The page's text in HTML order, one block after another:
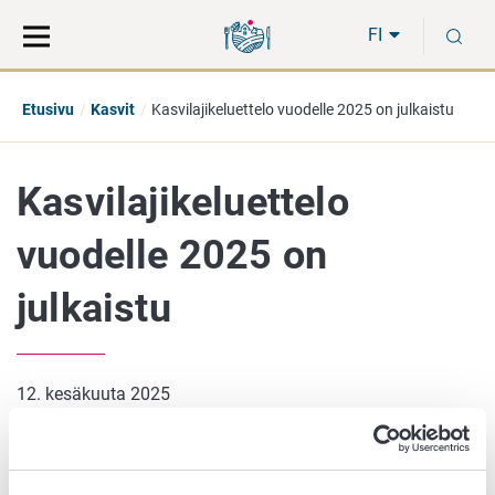
suoraan
sisältöön
koko
sivuston
FI
Etusivu Kasvit Kasvilajikeluettelo vuodelle 2025 on julkaistu
Kasvilajikeluettelo
vuodelle 2025 on
julkaistu
12. kesäkuuta 2025
Kasvilajikelautakunta on hyväksynyt uudet lajikkeet